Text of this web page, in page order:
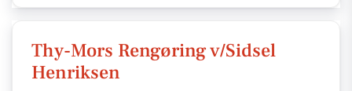
Thy-Mors Rengøring v/Sidsel
Henriksen